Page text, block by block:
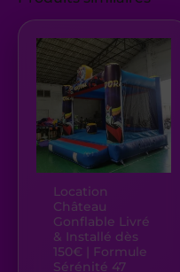
Location
Château
Gonflable Livré
& Installé dès
150€ | Formule
Sérénité 47